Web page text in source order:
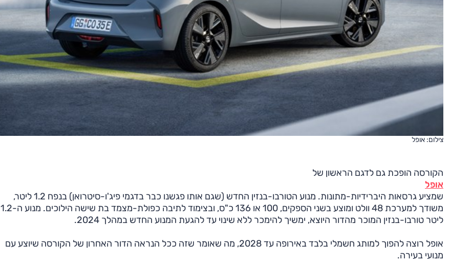
צילום: אופל
הקורסה הופכת גם לדגם הראשון של
אופל
שמציע גרסאות היברידיות-מתונות. מנוע הטורבו-בנזין החדש (שגם אותו פגשנו כבר בדגמי פיג'ו-סיטרואן) בנפח 1.2 ליטר,
משודך למערכת 48 וולט ומוצע בשני הספקים, 100 או 136 כ"ס, ובצימוד לתיבה כפולת-מצמד בת שישה הילוכים. מנוע ה-1.2
ליטר טורבו-בנזין המוכר מהדור היוצא, ימשיך להימכר ללא שינוי עד להגעת המנוע החדש במהלך 2024.
אופל רוצה להפוך למותג חשמלי בלבד באירופה עד 2028, מה שאומר שזה ככל הנראה הדור האחרון של הקורסה שיוצע עם
מנועי בעירה.